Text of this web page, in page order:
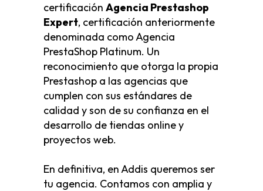
certificación Agencia Prestashop
Expert, certificación anteriormente
denominada como Agencia
PrestaShop Platinum. Un
reconocimiento que otorga la propia
Prestashop a las agencias que
cumplen con sus estándares de
calidad y son de su confianza en el
desarrollo de tiendas online y
proyectos web.
En definitiva, en Addis queremos ser
tu agencia. Contamos con amplia y